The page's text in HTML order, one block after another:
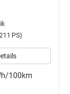
PS)
100km